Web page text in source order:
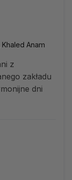
Anam
z
zakładu
dni